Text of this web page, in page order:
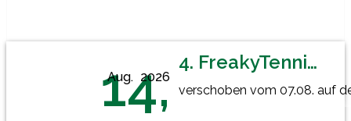
Aug.
14,
2026
4. FreakyTennisFriday
verschoben vom 07.08. auf